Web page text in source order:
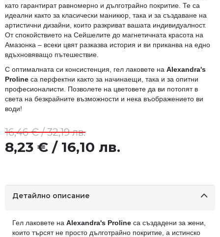
като гарантират равномерно и дълготрайно покритие. Те са
идеални както за класически маникюр, така и за създаване на
артистични дизайни, които разкриват вашата индивидуалност.
От спокойствието на Сейшелите до магнетичната красота на
Амазонка – всеки цвят разказва история и ви приканва на едно
вдъхновяващо пътешествие.
С оптималната си консистенция, гел лаковете на Alexandra's
Proline са перфектни както за начинаещи, така и за опитни
професионалисти. Позволете на цветовете да ви потопят в
света на безкрайните възможности и нека въображението ви
води!
8,23 € / 16,10 лв.
16,46 € / 32,19 лв.
Детайлно описание
Гел лаковете на Alexandra's Proline са създадени за жени,
които търсят не просто дълготрайно покритие, а истинско